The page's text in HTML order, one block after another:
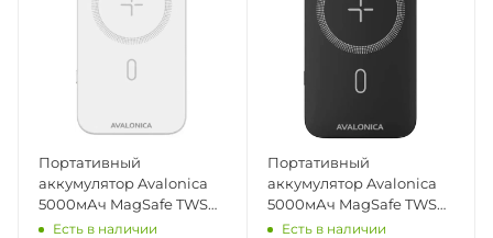
Портативный
аккумулятор Avalonica
5000мАч MagSafe TWS
(AVA-PWB-001) White
Есть в наличии
Портативный
аккумулятор Avalonica
5000мАч MagSafe TWS
(AVA-PWB-001) Black
Есть в наличии